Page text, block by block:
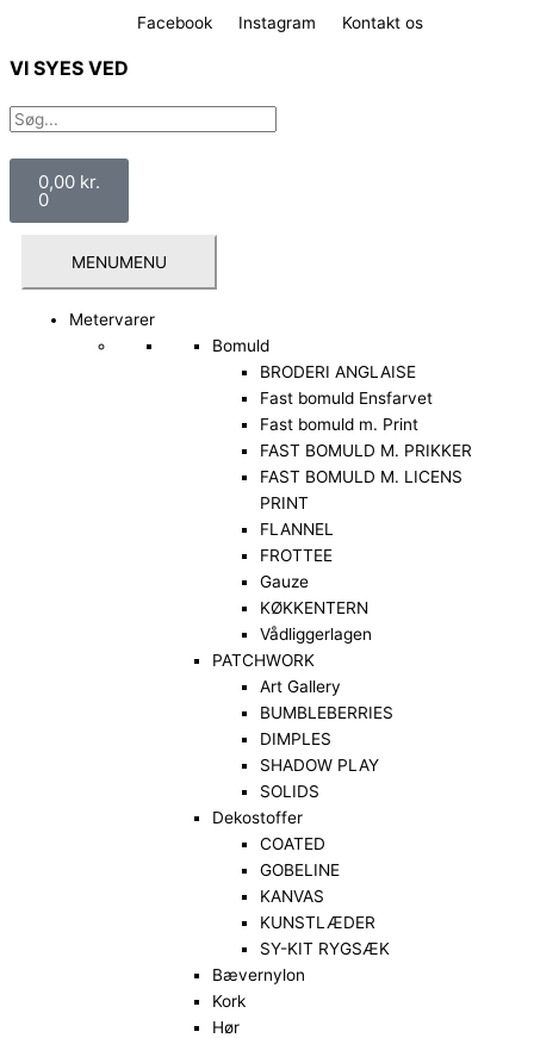
indholdet
Facebook Instagram Kontakt os
VI SYES VED
Søg
Søg
0,00 kr.
0
Kurv
MENUMENU
Metervarer
Bomuld
BRODERI ANGLAISE
Fast bomuld Ensfarvet
Fast bomuld m. Print
FAST BOMULD M. PRIKKER
FAST BOMULD M. LICENS
PRINT
FLANNEL
FROTTEE
Gauze
KØKKENTERN
Vådliggerlagen
PATCHWORK
Art Gallery
BUMBLEBERRIES
DIMPLES
SHADOW PLAY
SOLIDS
Dekostoffer
COATED
GOBELINE
KANVAS
KUNSTLÆDER
SY-KIT RYGSÆK
Bævernylon
Kork
Hør